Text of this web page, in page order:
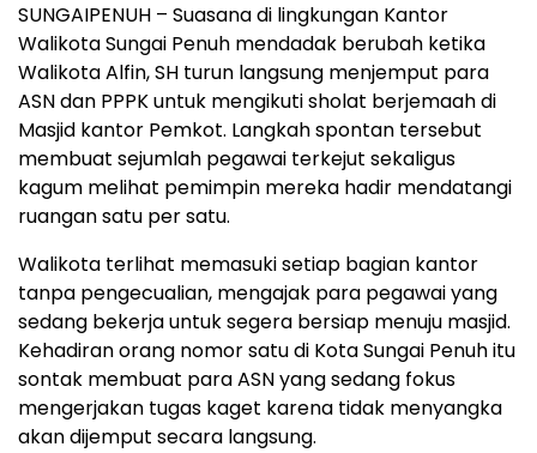
SUNGAIPENUH – Suasana di lingkungan Kantor
Walikota Sungai Penuh mendadak berubah ketika
Walikota Alfin, SH turun langsung menjemput para
ASN dan PPPK untuk mengikuti sholat berjemaah di
Masjid kantor Pemkot. Langkah spontan tersebut
membuat sejumlah pegawai terkejut sekaligus
kagum melihat pemimpin mereka hadir mendatangi
ruangan satu per satu.
Walikota terlihat memasuki setiap bagian kantor
tanpa pengecualian, mengajak para pegawai yang
sedang bekerja untuk segera bersiap menuju masjid.
Kehadiran orang nomor satu di Kota Sungai Penuh itu
sontak membuat para ASN yang sedang fokus
mengerjakan tugas kaget karena tidak menyangka
akan dijemput secara langsung.